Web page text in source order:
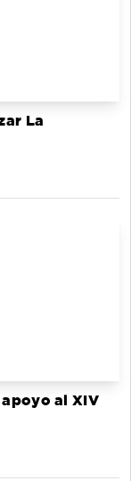
La
al XIV